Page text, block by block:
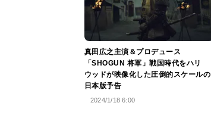
真田広之主演＆プロデュース
「SHOGUN 将軍」戦国時代をハリ
ウッドが映像化した圧倒的スケールの
日本版予告
2024/1/18 6:00